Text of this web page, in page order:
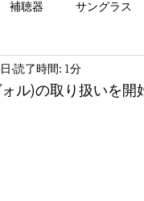
補聴器 サングラス
クリー TALEX
ル)の取り扱いを開
読了時間: 1分